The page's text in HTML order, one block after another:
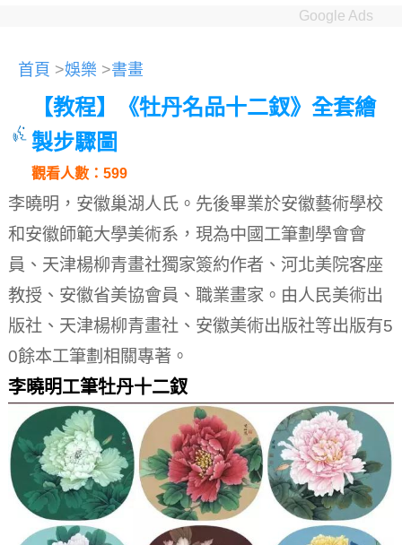
Google Ads
首頁 >娛樂 >書畫
【教程】《牡丹名品十二釵》全套繪
製步驟圖
觀看人數：599
李曉明，安徽巢湖人氏。 先後畢業於安徽藝術學校
和安徽師範大學美術系，現為中國工筆劃學會會
員、天津楊柳青畫社獨家簽約作者、河北美院客座
教授、安徽省美協會員、職業畫家。 由人民美術出
版社、天津楊柳青畫社、安徽美術出版社等出版有5
0餘本工筆劃相關專著。
李曉明工筆牡丹十二釵